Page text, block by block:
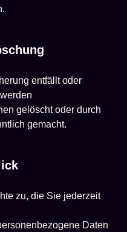
entfällt oder
gelöscht oder durch
gemacht.
zu, die Sie jederzeit
Daten